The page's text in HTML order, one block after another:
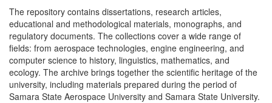
The repository contains dissertations, research articles,
educational and methodological materials, monographs, and
regulatory documents. The collections cover a wide range of
fields: from aerospace technologies, engine engineering, and
computer science to history, linguistics, mathematics, and
ecology. The archive brings together the scientific heritage of the
university, including materials prepared during the period of
Samara State Aerospace University and Samara State University.